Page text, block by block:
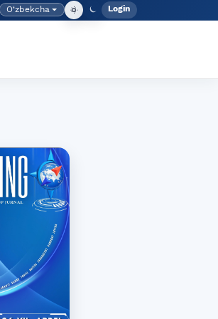
Language
O‘zbekcha Admin
Login